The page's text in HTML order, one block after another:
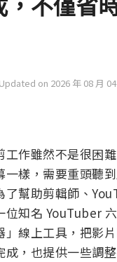
on 2026 年 08 月
工作雖然不是很困
一樣，需要重頭聽
了幫助剪輯師、
位知名 YouTuber
」線上工具，把影
成，也提供一些調